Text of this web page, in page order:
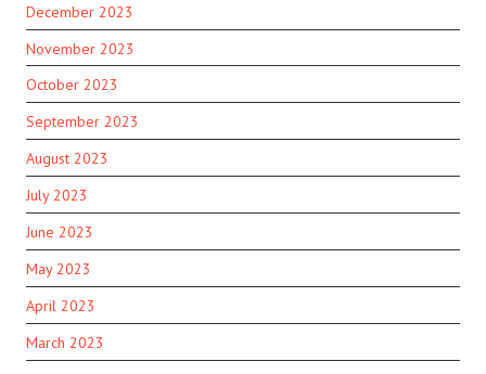
December 2023
November 2023
October 2023
September 2023
August 2023
July 2023
June 2023
May 2023
April 2023
March 2023